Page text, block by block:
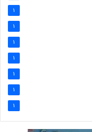
1
1
1
1
1
1
1